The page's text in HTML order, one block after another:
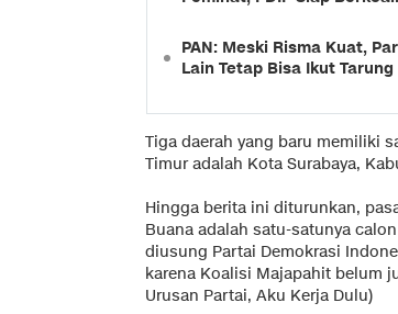
PAN: Meski Risma Kuat,
Lain Tetap Bisa Ikut Tarung
Tiga daerah yang baru memiliki
Timur adalah Kota Surabaya,
Hingga berita ini diturunkan,
Buana adalah satu-satunya
diusung Partai Demokrasi
karena Koalisi Majapahit belum
Urusan Partai, Aku Kerja Dulu)